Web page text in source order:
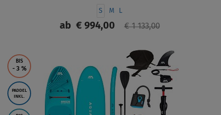
S M L
ab€ 994,00 € 1 133,00
BIS
- 3 %
PADDEL
INKL.